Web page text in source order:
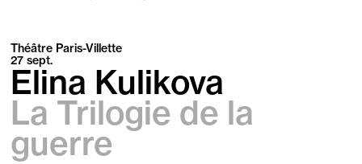
Théâtre Paris-Villette
27sept.
Elina Kulikova
La Trilogie de la
guerre